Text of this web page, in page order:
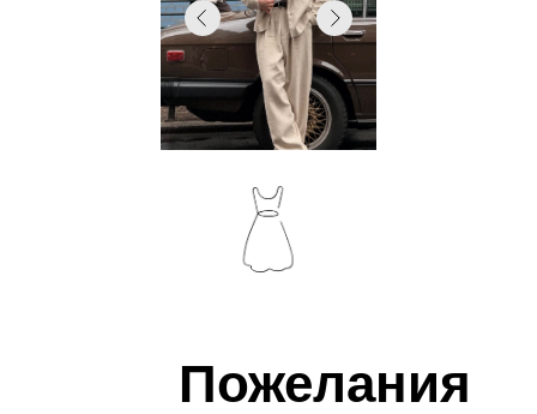
Пожелания